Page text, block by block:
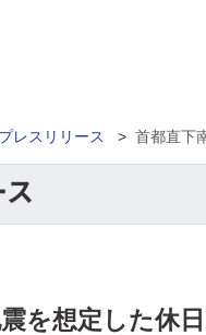
プレスリリース > 首都直下
を想定した休